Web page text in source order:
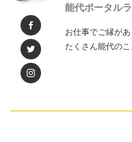
能代ポータル
お仕事でご縁が
たくさん能代のこ